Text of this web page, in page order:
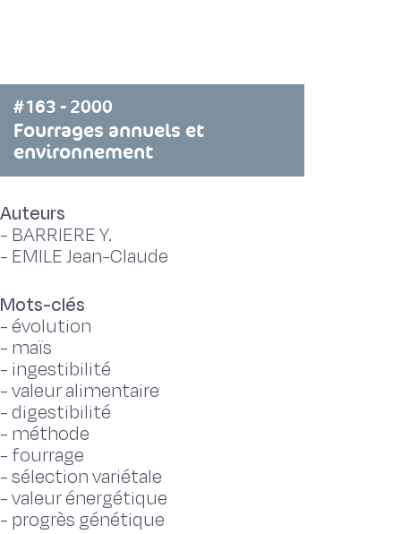
#163 - 2000
Fourrages annuels et
environnement
Auteurs
- BARRIERE Y.
- EMILE Jean-Claude
Mots-clés
-évolution
- maïs
- ingestibilité
-valeur alimentaire
-digestibilité
- méthode
- fourrage
-sélection variétale
-valeur énergétique
- progrès génétique